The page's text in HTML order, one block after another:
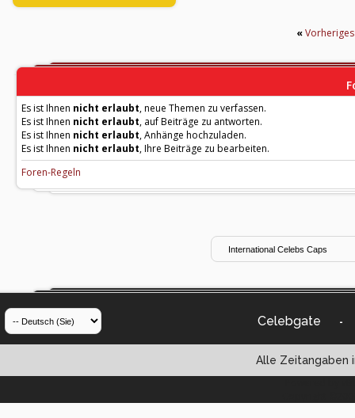
«
Es ist Ihnen nicht erlaubt, neue Themen zu verfassen.
Es ist Ihnen nicht erlaubt, auf Beiträge zu antworten.
Es ist Ihnen nicht erlaubt, Anhänge hochzuladen.
Es ist Ihnen nicht erlaubt, Ihre Beiträge zu bearbeiten.
Foren-Regeln
Celebgate -
Alle Zeitangaben